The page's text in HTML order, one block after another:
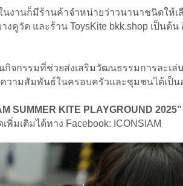
งานก็มีร้านค้าจำหน่ายว่าวนานาชนิดใ
วัด และร้าน ToysKite bkk.shop เป็นต้
จกรรมที่ช่วยส่งเสริมวัฒนธรรมการละเ
วามสัมพันธ์ในครอบครัวและชุมชนได้เป็น
SUMMER KITE PLAYGROUND 2025”
มเติมได้ทาง Facebook: ICONSIAM